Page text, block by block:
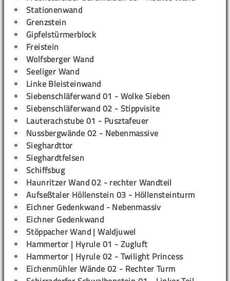
Stationenwand
Grenzstein
Gipfelstürmerblock
Freistein
Wolfsberger Wand
Seeliger Wand
Linke Bleisteinwand
Siebenschläferwand 01 - Wolke Sieben
Siebenschläferwand 02 - Stippvisite
Lauterachstube 01 - Pusztafeuer
Nussbergwände 02 - Nebenmassive
Sieghardttor
Sieghardtfelsen
Schiffsbug
Haunritzer Wand 02 - rechter Wandteil
Aufseßtaler Höllenstein 03 - Höllensteinturm
Eichner Gedenkwand - Nebenmassiv
Eichner Gedenkwand
Stöppacher Wand | Waldjuwel
Hammertor | Hyrule 01 - Zugluft
Hammertor | Hyrule 02 - Twilight Princess
Eichenmühler Wände 02 - Rechter Turm